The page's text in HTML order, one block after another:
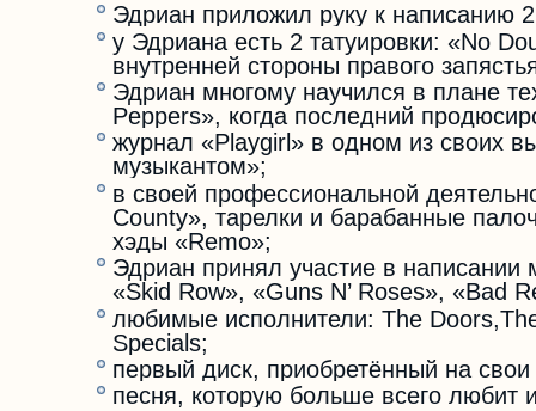
Эдриан приложил руку к написанию
у Эдриана есть 2 татуировки: «No
внутренней стороны правого
Эдриан многому научился в плане
Peppers», когда последний
журнал «Playgirl» в одном из своих
музыкантом»;
в своей профессиональной
County», тарелки и барабанные
хэды «Remo»;
Эдриан принял участие в
«Skid Row», «Guns N’ Roses», «Bad
любимые исполнители: The
Specials;
первый диск, приобретённый на
песня, которую больше всего любит